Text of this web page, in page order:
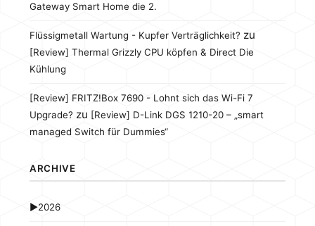
Gateway Smart Home die 2.
Flüssigmetall Wartung - Kupfer Verträglichkeit? zu
[Review] Thermal Grizzly CPU köpfen & Direct Die
Kühlung
[Review] FRITZ!Box 7690 - Lohnt sich das Wi-Fi 7
Upgrade? zu [Review] D-Link DGS 1210-20 – „smart
managed Switch für Dummies“
ARCHIVE
►2026